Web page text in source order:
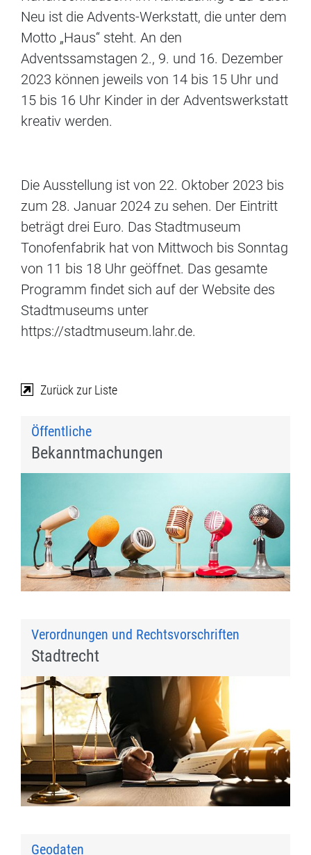
Neu ist die Advents-Werkstatt, die unter dem
Motto „Haus“ steht. An den
Adventssamstagen 2., 9. und 16. Dezember
2023 können jeweils von 14 bis 15 Uhr und
15 bis 16 Uhr Kinder in der Adventswerkstatt
kreativ werden.
Die Ausstellung ist von 22. Oktober 2023 bis
zum 28. Januar 2024 zu sehen. Der Eintritt
beträgt drei Euro. Das Stadtmuseum
Tonofenfabrik hat von Mittwoch bis Sonntag
von 11 bis 18 Uhr geöffnet. Das gesamte
Programm findet sich auf der Website des
Stadtmuseums unter
https://stadtmuseum.lahr.de.
Zurück zur Liste
Öffentliche
Bekanntmachungen
Verordnungen und Rechtsvorschriften
Stadtrecht
Geodaten